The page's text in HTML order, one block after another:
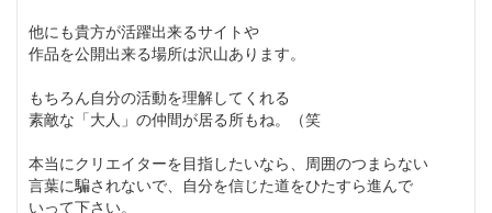
他にも貴方が活躍出来るサイトや
作品を公開出来る場所は沢山あります。
もちろん自分の活動を理解してくれる
素敵な「大人」の仲間が居る所もね。（笑
本当にクリエイターを目指したいなら、周囲のつまらない
言葉に騙されないで、自分を信じた道をひたすら進んで
いって下さい。